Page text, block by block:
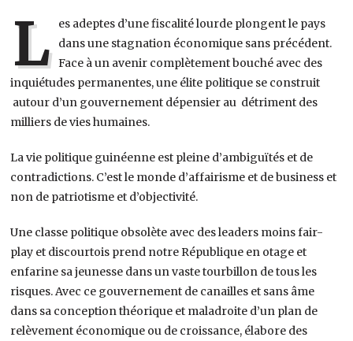
L es adeptes d’une fiscalité lourde plongent le pays
dans une stagnation économique sans précédent.
Face à un avenir complètement bouché avec des
inquiétudes permanentes, une élite politique se construit
autour d’un gouvernement dépensier au détriment des
milliers de vies humaines.
La vie politique guinéenne est pleine d’ambiguïtés et de
contradictions. C’est le monde d’affairisme et de business et
non de patriotisme et d’objectivité.
Une classe politique obsolète avec des leaders moins fair-
play et discourtois prend notre République en otage et
enfarine sa jeunesse dans un vaste tourbillon de tous les
risques. Avec ce gouvernement de canailles et sans âme
dans sa conception théorique et maladroite d’un plan de
relèvement économique ou de croissance, élabore des